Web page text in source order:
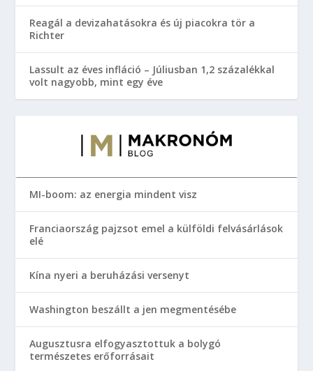
Reagál a devizahatásokra és új piacokra tör a
Richter
Lassult az éves infláció – Júliusban 1,2 százalékkal
volt nagyobb, mint egy éve
MI-boom: az energia mindent visz
Franciaország pajzsot emel a külföldi felvásárlások
elé
Kína nyeri a beruházási versenyt
Washington beszállt a jen megmentésébe
Augusztusra elfogyasztottuk a bolygó
természetes erőforrásait